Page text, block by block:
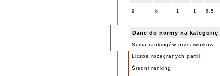
9 b 1 1 6.5
Dane do normy na kategorię
Suma rankingów przeciwników:
Liczba rozegranych partii:
Średni ranking: